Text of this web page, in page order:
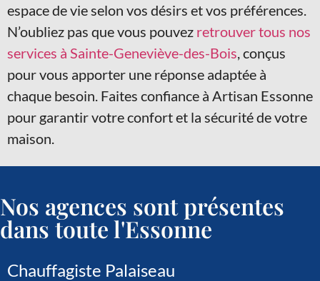
espace de vie selon vos désirs et vos préférences.
N’oubliez pas que vous pouvez retrouver tous nos
services à Sainte-Geneviève-des-Bois , conçus
pour vous apporter une réponse adaptée à
chaque besoin. Faites confiance à Artisan Essonne
pour garantir votre confort et la sécurité de votre
maison.
Nos agences sont présentes
dans toute l'Essonne
Chauffagiste Palaiseau